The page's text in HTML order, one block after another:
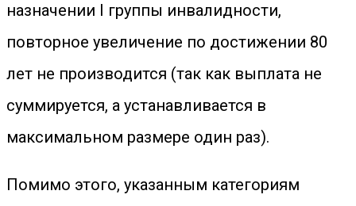
назначении I группы инвалидности,
повторное увеличение по достижении 80
лет не производится (так как выплата не
суммируется, а устанавливается в
максимальном размере один раз).
Помимо этого, указанным категориям